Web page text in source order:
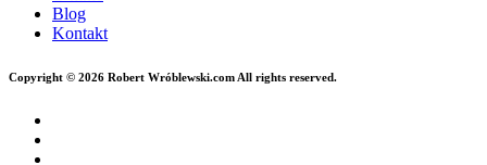
Blog
Kontakt
Copyright © 2026 Robert Wróblewski.com All rights reserved.